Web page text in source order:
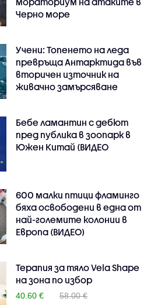
Черно море
Учени: Топенето на леда
превръща Антарктида във
вторичен източник на
живачно замърсяване
Бебе ламантин с дебют
пред публика в зоопарк в
Южен Китай (ВИДЕО
600 малки птици фламинго
бяха освободени в една от
най-големите колонии в
Европа (ВИДЕО)
Терапия за тяло Vela Shape
на зона по избор
40.60 €
58.00 €